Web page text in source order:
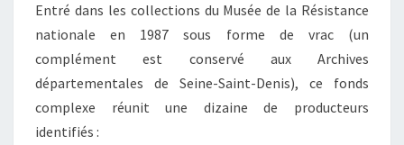
Entré dans les collections du Musée de la Résistance
nationale en 1987 sous forme de vrac (un
complément est conservé aux Archives
départementales de Seine-Saint-Denis), ce fonds
complexe réunit une dizaine de producteurs
identifiés :